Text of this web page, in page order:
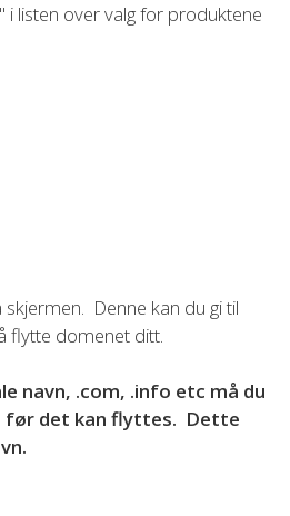
i listen over valg for produktene
Denne kan du gi til
flytte domenet ditt.
navn, .com, .info etc må du
før det kan flyttes. Dette